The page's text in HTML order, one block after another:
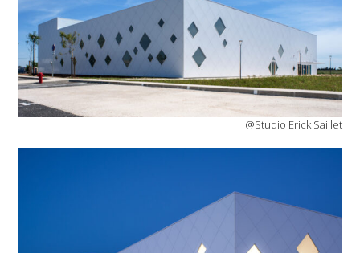
@Studio Erick Saillet